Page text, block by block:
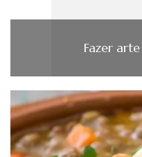
Fazer